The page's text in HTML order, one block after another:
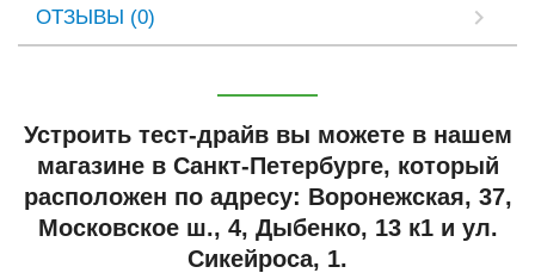
ОТЗЫВЫ (0)
Устроить тест-драйв вы можете в нашем
магазине в Санкт-Петербурге, который
расположен по адресу: Воронежская, 37,
Московское ш., 4, Дыбенко, 13 к1 и ул.
Сикейроса, 1.